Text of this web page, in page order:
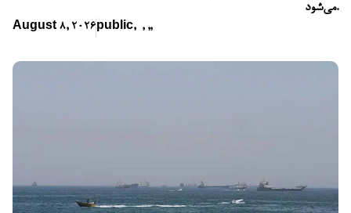
می‌شود.
August 8, 2026 public, ,,,